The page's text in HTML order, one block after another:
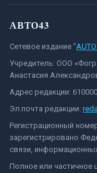
АВТО43
Сетевое издание "
Учредитель: ООО
Анастасия
Адрес редакции:
Эл.почта редакции:
Регистрационный
зарегистрировано
связи,
Полное или частичное